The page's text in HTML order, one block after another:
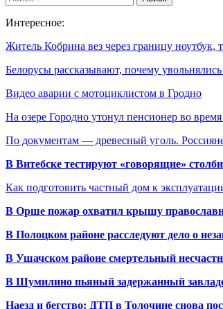
Интересное:
Житель Кобрина вез через границу
Белорусы рассказывают, почему
Видео аварии с мотоциклистом в Гродно
На озере Городно утонул пенсионер во
По документам — древесный уголь.
В Витебске тестируют «говорящие»
Как подготовить частный дом к
В Орше пожар охватил крышу
В Полоцком районе расследуют дело о
В Ушачском районе смертельный
В Шумилино пьяный задержанный
Наезд и бегство: ДТП в Толочине снова